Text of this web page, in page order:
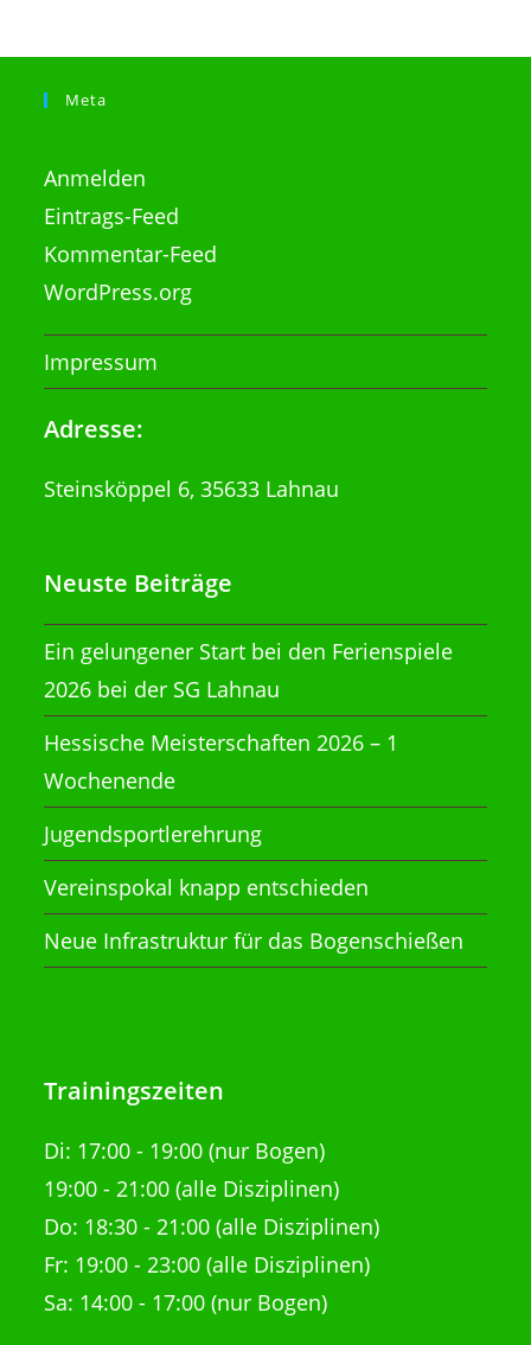
Meta
Anmelden
Eintrags-Feed
Kommentar-Feed
WordPress.org
Impressum
Adresse:
Steinsköppel 6, 35633 Lahnau
Neuste Beiträge
Ein gelungener Start bei den Ferienspiele
2026 bei der SG Lahnau
Hessische Meisterschaften 2026 – 1
Wochenende
Jugendsportlerehrung
Vereinspokal knapp entschieden
Neue Infrastruktur für das Bogenschießen
Trainingszeiten
Di: 17:00 - 19:00 (nur Bogen)
19:00 - 21:00 (alle Disziplinen)
Do: 18:30 - 21:00 (alle Disziplinen)
Fr: 19:00 - 23:00 (alle Disziplinen)
Sa: 14:00 - 17:00 (nur Bogen)